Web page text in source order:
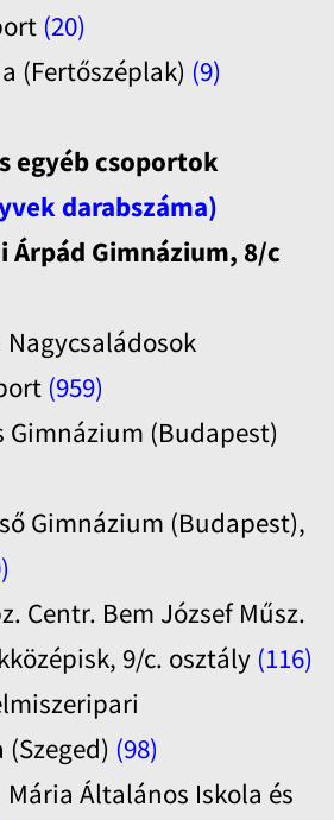
(20)
(Fertőszéplak) (9)
egyéb csoportok
darabszáma)
Árpád Gimnázium, 8/c
Nagycsaládosok
(959)
Gimnázium (Budapest)
Gimnázium (Budapest),
Centr. Bem József Műsz.
9/c. osztály (116)
(98)
Általános Iskola és